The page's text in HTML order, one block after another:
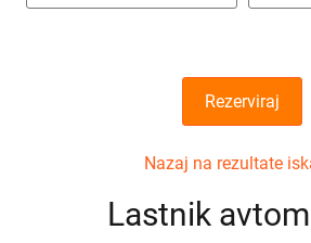
Rezerviraj
Nazaj na rezultate
Lastnik